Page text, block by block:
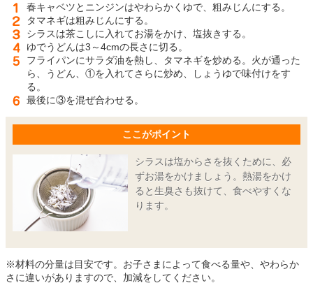
春キャベツとニンジンはやわらかくゆで、粗みじんにする。
タマネギは粗みじんにする。
シラスは茶こしに入れてお湯をかけ、塩抜きする。
ゆでうどんは3～4cmの長さに切る。
フライパンにサラダ油を熱し、タマネギを炒める。火が通った
ら、うどん、①を入れてさらに炒め、しょうゆで味付けをす
る。
最後に③を混ぜ合わせる。
ここがポイント
シラスは塩からさを抜くために、必
ずお湯をかけましょう。熱湯をかけ
ると生臭さも抜けて、食べやすくな
ります。
※材料の分量は目安です。お子さまによって食べる量や、やわらか
さに違いがありますので、加減をしてください。